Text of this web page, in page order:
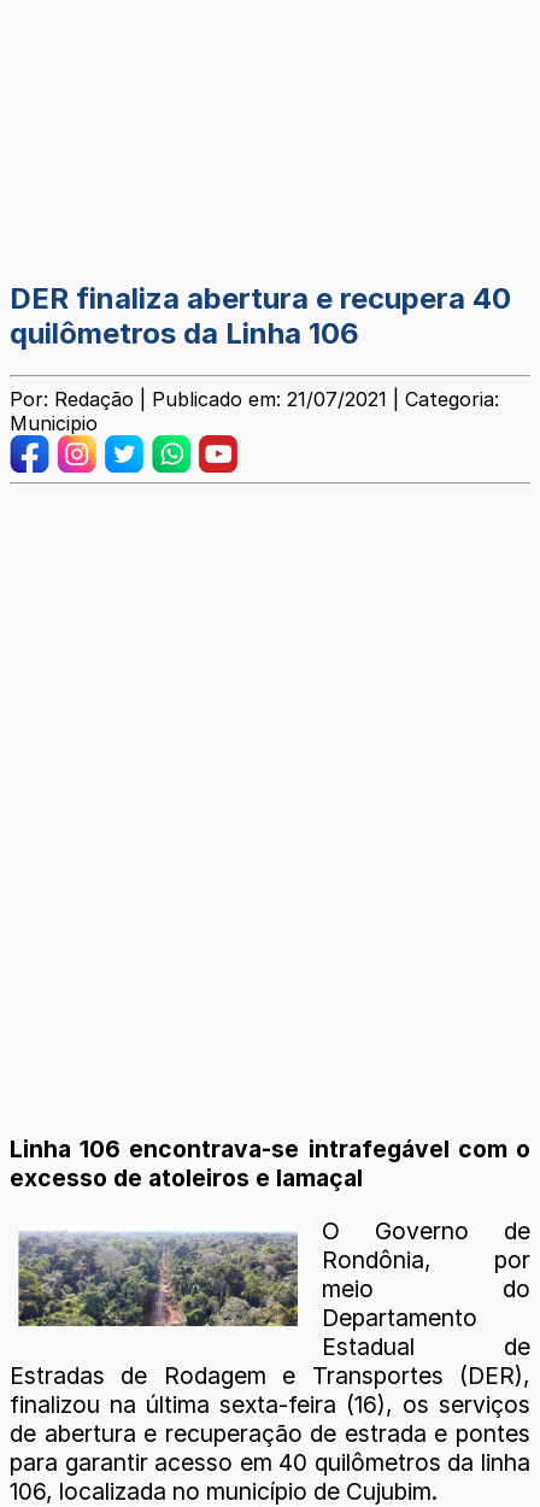
DER finaliza abertura e recupera 40
quilômetros da Linha 106
Por: Redação | Publicado em: 21/07/2021 | Categoria:
Municipio
Linha 106 encontrava-se intrafegável com o
excesso de atoleiros e lamaçal
O Governo de
Rondônia, por
meio do
Departamento
Estadual de
Estradas de Rodagem e Transportes (DER),
finalizou na última sexta-feira (16), os serviços
de abertura e recuperação de estrada e pontes
para garantir acesso em 40 quilômetros da linha
106, localizada no município de Cujubim.